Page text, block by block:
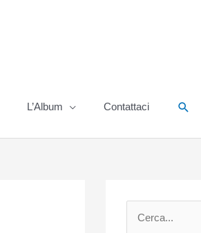
L’Album Contattaci